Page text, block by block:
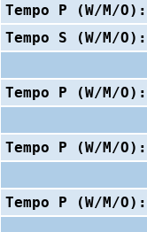
Tempo P (W/M/O):
Tempo S (W/M/O):
Tempo P (W/M/O):
Tempo P (W/M/O):
Tempo P (W/M/O):